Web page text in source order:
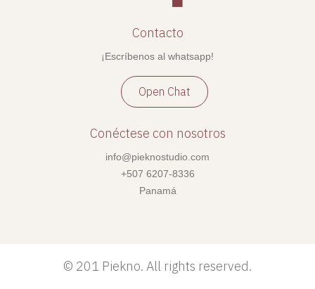
Contacto
¡Escríbenos al whatsapp!
Open Chat
Conéctese con nosotros
info@pieknostudio.com
+507 6207-8336
Panamá
© 201 Piekno. All rights reserved.